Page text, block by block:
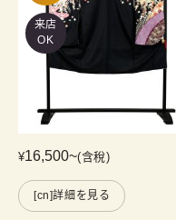
来店
OK
¥16,500~(含稅)
[cn]詳細を見る